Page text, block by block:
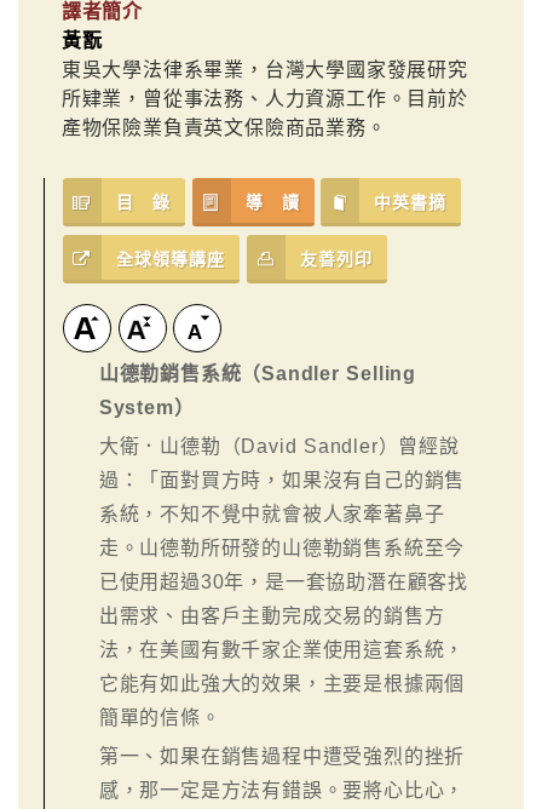
譯者簡介
黃翫
東吳大學法律系畢業，台灣大學國家發展研究
所肄業，曾從事法務、人力資源工作。目前於
產物保險業負責英文保險商品業務。
目 錄 導 讀 中英書摘
全球領導講座 友善列印
山德勒銷售系統（Sandler Selling
System）
大衛．山德勒（David Sandler）曾經說
過：「面對買方時，如果沒有自己的銷售
系統，不知不覺中就會被人家牽著鼻子
走。山德勒所研發的山德勒銷售系統至今
已使用超過30年，是一套協助潛在顧客找
出需求、由客戶主動完成交易的銷售方
法，在美國有數千家企業使用這套系統，
它能有如此強大的效果，主要是根據兩個
簡單的信條。
第一、如果在銷售過程中遭受強烈的挫折
感，那一定是方法有錯誤。要將心比心，